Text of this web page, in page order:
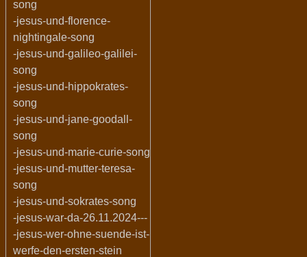
song
-jesus-und-florence-
nightingale-song
-jesus-und-galileo-galilei-
song
-jesus-und-hippokrates-
song
-jesus-und-jane-goodall-
song
-jesus-und-marie-curie-song
-jesus-und-mutter-teresa-
song
-jesus-und-sokrates-song
-jesus-war-da-26.11.2024---
-jesus-wer-ohne-suende-ist-
werfe-den-ersten-stein